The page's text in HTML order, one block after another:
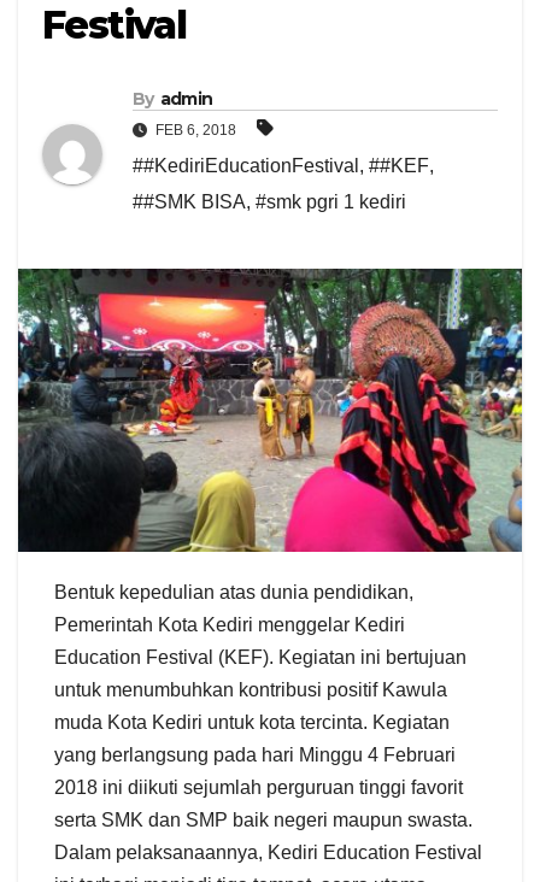
Festival
By admin
FEB 6, 2018
##KediriEducationFestival , ##KEF,
##SMK BISA, #smk pgri 1 kediri
Bentuk kepedulian atas dunia pendidikan,
Pemerintah Kota Kediri menggelar Kediri
Education Festival (KEF). Kegiatan ini bertujuan
untuk menumbuhkan kontribusi positif Kawula
muda Kota Kediri untuk kota tercinta. Kegiatan
yang berlangsung pada hari Minggu 4 Februari
2018 ini diikuti sejumlah perguruan tinggi favorit
serta SMK dan SMP baik negeri maupun swasta.
Dalam pelaksanaannya, Kediri Education Festival